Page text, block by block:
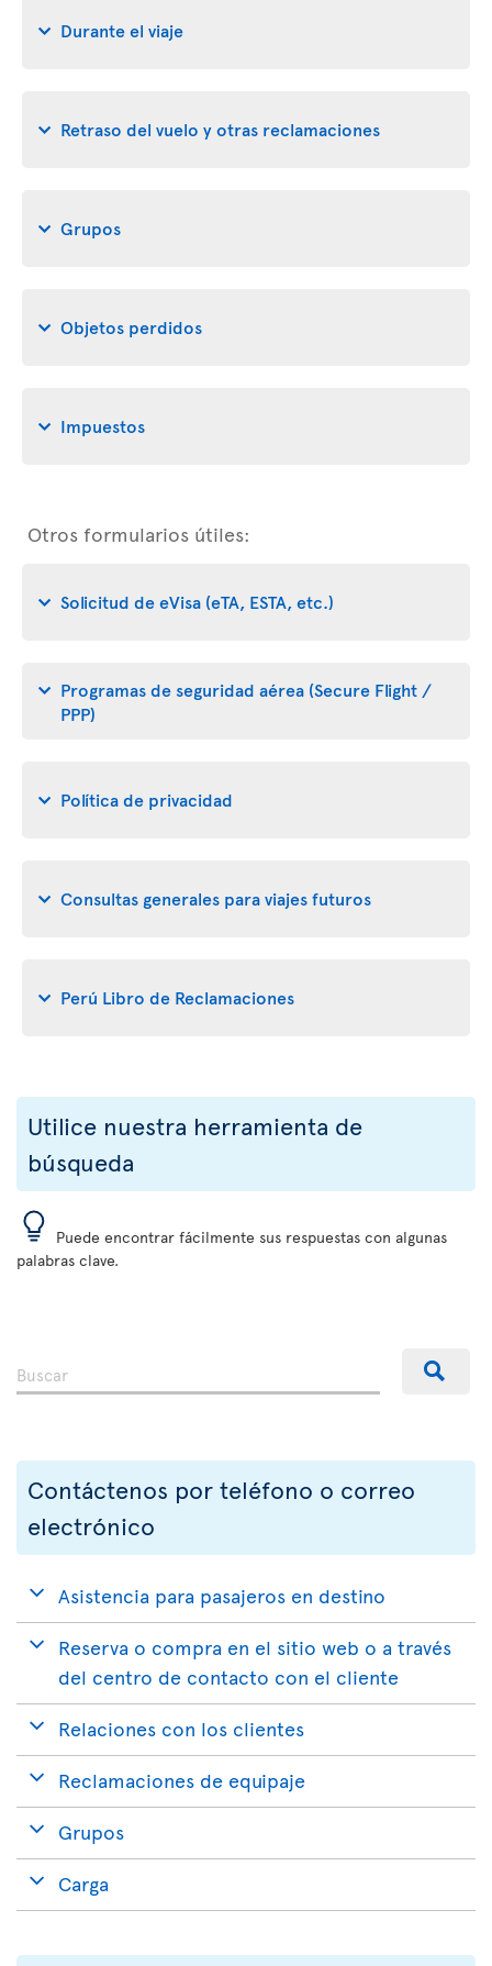
Durante el viaje
Retraso del vuelo y otras reclamaciones
Grupos
Objetos perdidos
Impuestos
Otros formularios útiles:
Solicitud de eVisa (eTA, ESTA, etc.)
Programas de seguridad aérea (Secure Flight /
PPP)
Política de privacidad
Consultas generales para viajes futuros
Perú Libro de Reclamaciones
Utilice nuestra herramienta de
búsqueda
Puede encontrar fácilmente sus respuestas con algunas
palabras clave.
Contáctenos por teléfono o correo
electrónico
Asistencia para pasajeros en destino
Reserva o compra en el sitio web o a través
del centro de contacto con el cliente
Relaciones con los clientes
Reclamaciones de equipaje
Grupos
Carga